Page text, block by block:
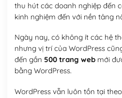
thu hút các doanh nghiệp đến
kinh nghiệm đến với nền tảng
Ngày nay, có không ít các hệ
nhưng vị trí của WordPress
đến gần 500 trang webmới
bằng WordPress.
WordPress vẫn luôn tồn tại